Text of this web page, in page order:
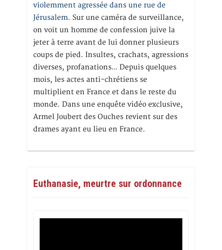
violemment agressée dans une rue de
Jérusalem. Sur une caméra de surveillance,
on voit un homme de confession juive la
jeter à terre avant de lui donner plusieurs
coups de pied. Insultes, crachats, agressions
diverses, profanations… Depuis quelques
mois, les actes anti-chrétiens se
multiplient en France et dans le reste du
monde. Dans une enquête vidéo exclusive,
Armel Joubert des Ouches revient sur des
drames ayant eu lieu en France.
Euthanasie, meurtre sur ordonnance